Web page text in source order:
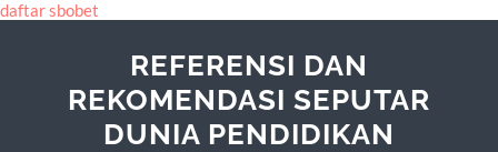
daftar sbobet
REFERENSI DAN
REKOMENDASI SEPUTAR
DUNIA PENDIDIKAN